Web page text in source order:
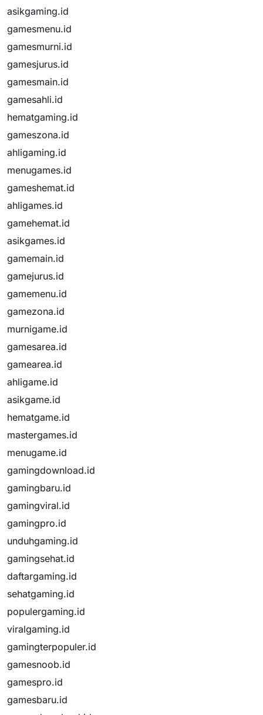
asikgaming.id
gamesmenu.id
gamesmurni.id
gamesjurus.id
gamesmain.id
gamesahli.id
hematgaming.id
gameszona.id
ahligaming.id
menugames.id
gameshemat.id
ahligames.id
gamehemat.id
asikgames.id
gamemain.id
gamejurus.id
gamemenu.id
gamezona.id
murnigame.id
gamesarea.id
gamearea.id
ahligame.id
asikgame.id
hematgame.id
mastergames.id
menugame.id
gamingdownload.id
gamingbaru.id
gamingviral.id
gamingpro.id
unduhgaming.id
gamingsehat.id
daftargaming.id
sehatgaming.id
populergaming.id
viralgaming.id
gamingterpopuler.id
gamesnoob.id
gamespro.id
gamesbaru.id